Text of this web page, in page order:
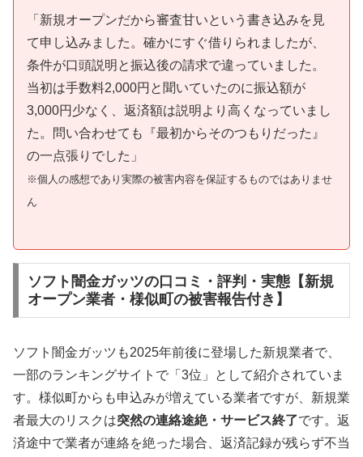
「新規オープンだから審査甘いという書き込みを見
て申し込みました。確かにすぐ借りられましたが、
条件が口頭説明と振込後の請求で違っていました。
当初は手数料2,000円と聞いていたのに振込額が
3,000円少なく、返済額は説明より高くなっていまし
た。問い合わせても『最初からそのつもりだった』
の一点張りでした」
※個人の感想であり実際の被害内容を保証するものではありませ
ん
ソフト闇金ガッツの口コミ・評判・実態【新規
オープン業者・様似町の被害報告付き】
ソフト闇金ガッツも2025年前後に登場した新規業者で、
一部のランキングサイトで「3位」として紹介されていま
す。様似町からも申込みが増えている業者ですが、新規業
者最大のリスクは突然の連絡途絶・サービス終了です。返
済途中で業者が連絡を絶った場合、返済記録が残らず不当